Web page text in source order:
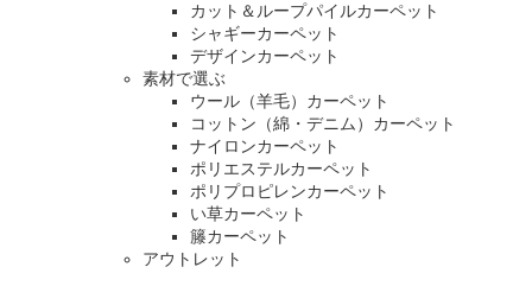
カット＆ループパイルカーペット
シャギーカーペット
デザインカーペット
素材で選ぶ
ウール（羊毛）カーペット
コットン（綿・デニム）カーペット
ナイロンカーペット
ポリエステルカーペット
ポリプロピレンカーペット
い草カーペット
籐カーペット
アウトレット